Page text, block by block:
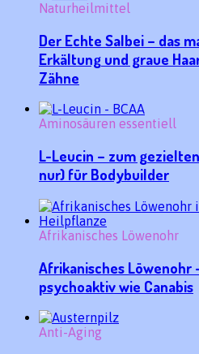
Naturheilmittel
Der Echte Salbei – das
Erkältung und graue
Zähne
Aminosäuren essentiell
L-Leucin – zum
nur) für Bodybuilder
Afrikanisches Löwenohr
Afrikanisches Löwenohr
psychoaktiv wie Canabis
Anti-Aging